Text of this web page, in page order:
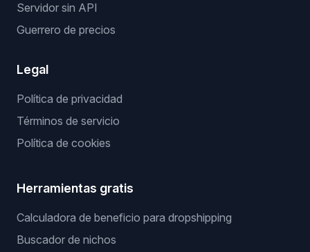
Servidor sin API
Guerrero de precios
Legal
Política de privacidad
Términos de servicio
Política de cookies
Herramientas gratis
Calculadora de beneficio para dropshipping
Buscador de nichos